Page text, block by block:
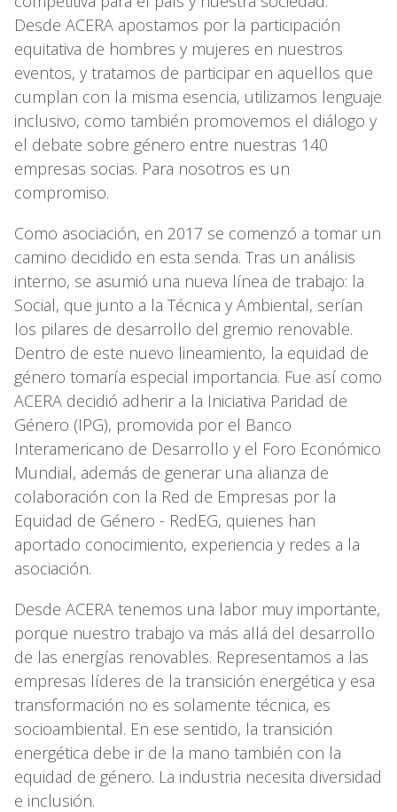
Desde ACERA apostamos por la participación
equitativa de hombres y mujeres en nuestros
eventos, y tratamos de participar en aquellos que
cumplan con la misma esencia, utilizamos lenguaje
inclusivo, como también promovemos el diálogo y
el debate sobre género entre nuestras 140
empresas socias. Para nosotros es un
compromiso.
Como asociación, en 2017 se comenzó a tomar un
camino decidido en esta senda. Tras un análisis
interno, se asumió una nueva línea de trabajo: la
Social, que junto a la Técnica y Ambiental, serían
los pilares de desarrollo del gremio renovable.
Dentro de este nuevo lineamiento, la equidad de
género tomaría especial importancia. Fue así como
ACERA decidió adherir a la Iniciativa Paridad de
Género (IPG), promovida por el Banco
Interamericano de Desarrollo y el Foro Económico
Mundial, además de generar una alianza de
colaboración con la Red de Empresas por la
Equidad de Género - RedEG, quienes han
aportado conocimiento, experiencia y redes a la
asociación.
Desde ACERA tenemos una labor muy importante,
porque nuestro trabajo va más allá del desarrollo
de las energías renovables. Representamos a las
empresas líderes de la transición energética y esa
transformación no es solamente técnica, es
socioambiental. En ese sentido, la transición
energética debe ir de la mano también con la
equidad de género. La industria necesita diversidad
e inclusión.